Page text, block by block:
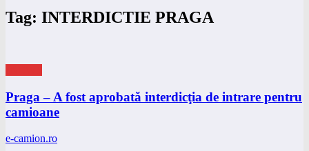
Tag: INTERDICTIE PRAGA
Praga – A fost aprobată interdicţia de intrare pentru
camioane
e-camion.ro